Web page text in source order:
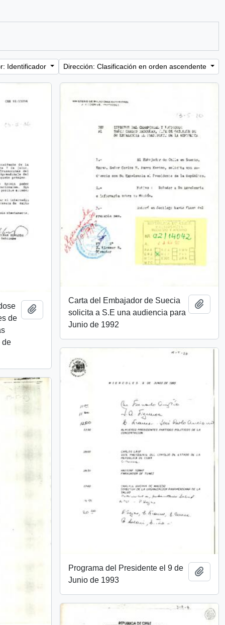
Identificador Dirección: Clasificación en orden ascendente
de
de
Añadir al portapapeles
Carta del Embajador de Suecia
solicita a S.E una audiencia para
Junio de 1992
Programa del Presidente el 9 de
Junio de 1993